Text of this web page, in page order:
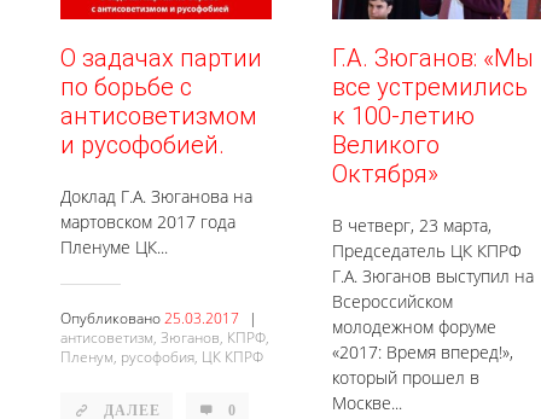
О задачах партии
по борьбе с
антисоветизмом
и русофобией.
Доклад Г.А. Зюганова на
мартовском 2017 года
Пленуме ЦК...
Опубликовано25.03.2017
|
антисоветизм, Зюганов, КПРФ,
Пленум, русофобия, ЦК КПРФ
ДАЛЕЕ 0
Г.А. Зюганов: «Мы
все устремились
к 100-летию
Великого
Октября»
В четверг, 23 марта,
Председатель ЦК КПРФ
Г.А. Зюганов выступил на
Всероссийском
молодежном форуме
«2017: Время вперед!»,
который прошел в
Москве...